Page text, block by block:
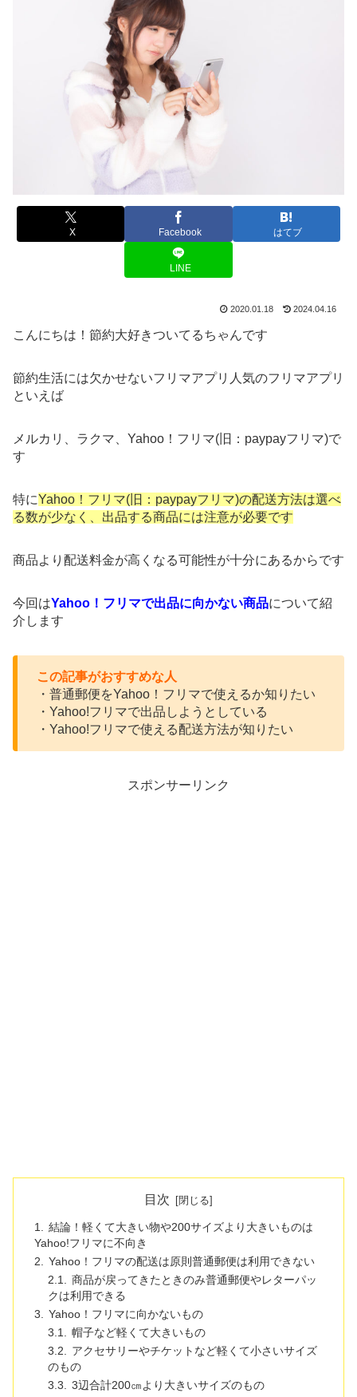
X Facebook はてブ
LINE
2020.01.18 2024.04.16
こんにちは！節約大好きついてるちゃんです
節約生活には欠かせないフリマアプリ人気のフリマアプリ
といえば
メルカリ、ラクマ、Yahoo！フリマ(旧：paypayフリマ)で
す
特にYahoo！フリマ(旧：paypayフリマ)の配送方法は選べ
る数が少なく、出品する商品には注意が必要です
商品より配送料金が高くなる可能性が十分にあるからです
今回はYahoo！フリマで出品に向かない商品について紹
介します
この記事がおすすめな人
・普通郵便をYahoo！フリマで使えるか知りたい
・Yahoo!フリマで出品しようとしている
・Yahoo!フリマで使える配送方法が知りたい
スポンサーリンク
目次
結論！軽くて大きい物や200サイズより大きいものは
Yahoo!フリマに不向き
Yahoo！フリマの配送は原則普通郵便は利用できない
商品が戻ってきたときのみ普通郵便やレターパッ
クは利用できる
Yahoo！フリマに向かないもの
帽子など軽くて大きいもの
アクセサリーやチケットなど軽くて小さいサイズ
のもの
3辺合計200㎝より大きいサイズのもの